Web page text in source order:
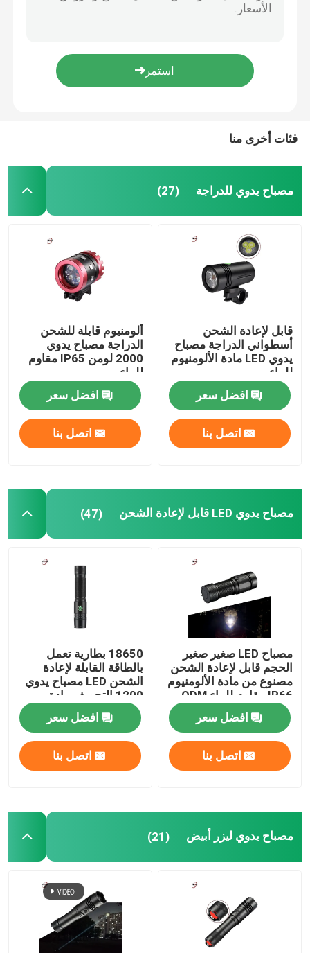
مصباح يدوي LED قابل لإعادة الشحن
ضوء دراجة كهربائية
أضواء الغوص
بطاريات ليثيوم أيون قابلة لإعادة الشحن
حزم البطاريات القابلة لإعادة الشحن
أجزاء الآلات الدقيقة باستخدام الحاسب الآلي
لوحة دوائر السائق LED
مجلس MCPCB LED
كاميرات الرؤية الليلية
العلاج بالضوء الأحمر
فئات أخرى منا
مصباح يدوي للدراجة (27)
قابل لإعادة الشحن
أسطواني الدراجة مصباح
يدوي LED مادة الألومنيوم
للماء
افضل سعر
اتصل بنا
ألومنيوم قابلة للشحن
الدراجة مصباح يدوي
2000 لومن IP65 مقاوم
للماء
افضل سعر
اتصل بنا
مصباح يدوي LED قابل لإعادة الشحن (47)
مصباح LED صغير صغير
الحجم قابل لإعادة الشحن
مصنوع من مادة الألومنيوم
IP66 مقاوم للماء ODM
افضل سعر
اتصل بنا
18650 بطارية تعمل
بالطاقة القابلة لإعادة
الشحن LED مصباح يدوي
1200 التجويف مادة
سبائك الألومنيوم
افضل سعر
اتصل بنا
مصباح يدوي ليزر أبيض (21)